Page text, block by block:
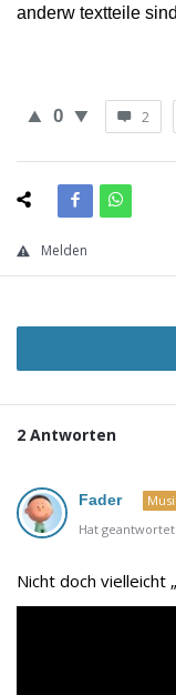
anderw textteile
0 2
Melden
2 Antworten
Fader
Hat geantwortet
Nicht doch vielleicht